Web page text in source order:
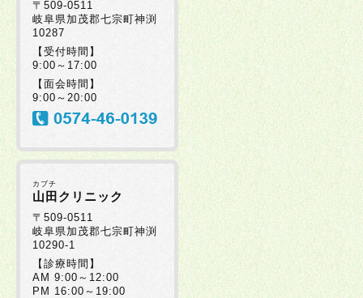
〒509-0511
岐阜県加茂郡七宗町神渕
10287
【受付時間】
9:00～17:00
【面会時間】
9:00～20:00
カブチ
山田クリニック
〒509-0511
岐阜県加茂郡七宗町神渕
10290-1
【診療時間】
AM 9:00～12:00
PM 16:00～19:00